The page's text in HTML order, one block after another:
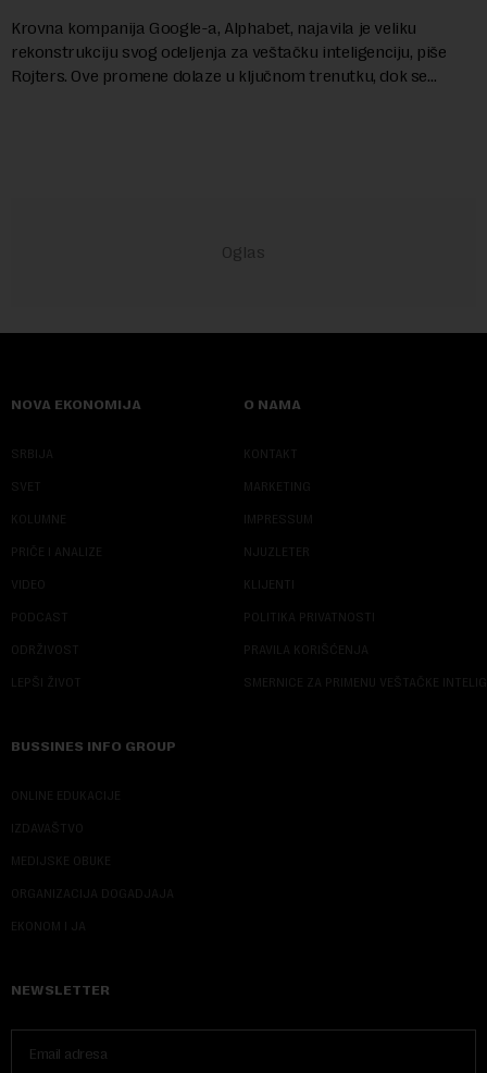
Krovna kompanija Google-a, Alphabet, najavila je veliku
rekonstrukciju svog odeljenja za veštačku inteligenciju, piše
Rojters. Ove promene dolaze u ključnom trenutku, dok se
NOVA EKONOMIJA
SRBIJA
SVET
KOLUMNE
PRIČE I ANALIZE
VIDEO
PODCAST
ODRŽIVOST
LEPŠI ŽIVOT
O NAMA
KONTAKT
MARKETING
IMPRESSUM
NJUZLETER
KLIJENTI
POLITIKA PRIVATNOSTI
PRAVILA KORIŠĆENJA
SMERNICE ZA PRIMENU VEŠTAČKE
BUSSINES INFO GROUP
ONLINE EDUKACIJE
IZDAVAŠTVO
MEDIJSKE OBUKE
ORGANIZACIJA DOGADJAJA
EKONOM I JA
NEWSLETTER